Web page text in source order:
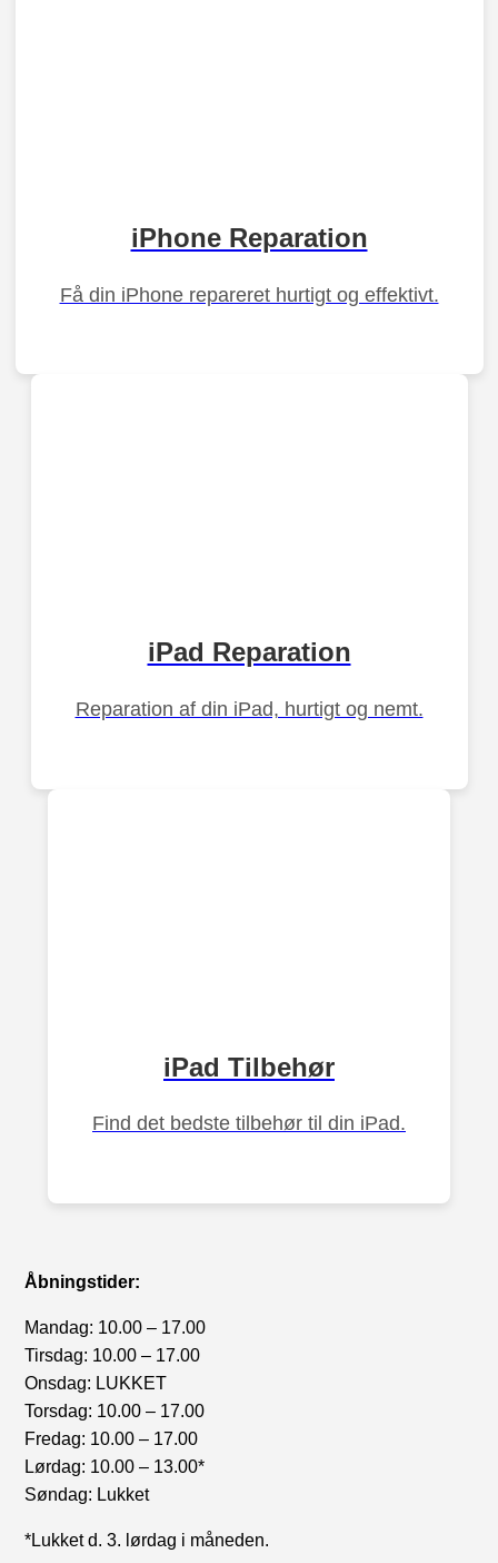
iPhone Reparation
Få din iPhone repareret hurtigt og effektivt.
iPad Reparation
Reparation af din iPad, hurtigt og nemt.
iPad Tilbehør
Find det bedste tilbehør til din iPad.
Åbningstider:
Mandag: 10.00 – 17.00
Tirsdag: 10.00 – 17.00
Onsdag: LUKKET
Torsdag: 10.00 – 17.00
Fredag: 10.00 – 17.00
Lørdag: 10.00 – 13.00*
Søndag: Lukket
*Lukket d. 3. lørdag i måneden.